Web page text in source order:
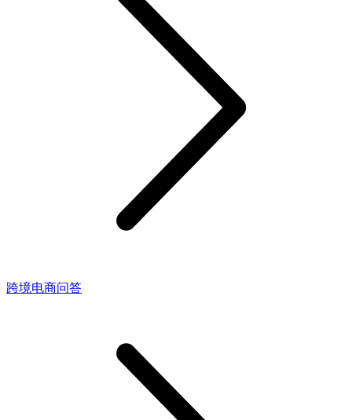
跨境电商问答